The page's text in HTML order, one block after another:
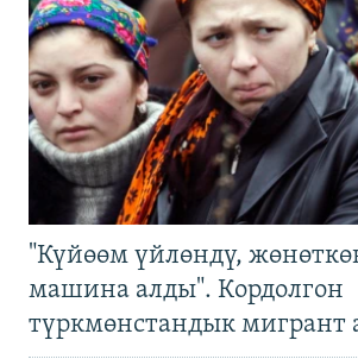
"Күйөөм үйлөндү,
машина алды". Кордолгон
түркмөнстандык мигрант